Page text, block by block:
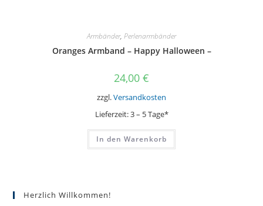
Armbänder, Perlenarmbänder
Oranges Armband – Happy Halloween –
24,00 €
zzgl.Versandkosten
Lieferzeit:3 – 5 Tage*
In den Warenkorb
Herzlich Willkommen!